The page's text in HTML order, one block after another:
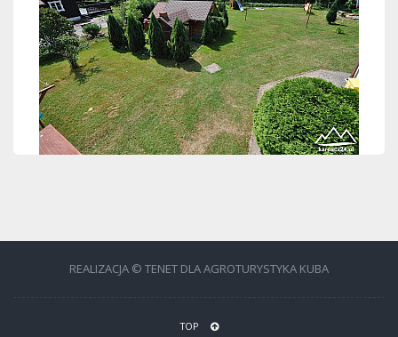
REALIZACJA © TENET DLA AGROTURYSTYKA KUBA
TOP